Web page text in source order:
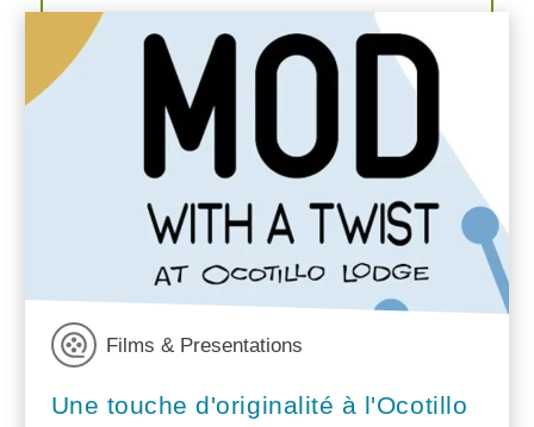
Films & Presentations
Une touche d'originalité à l'Ocotillo